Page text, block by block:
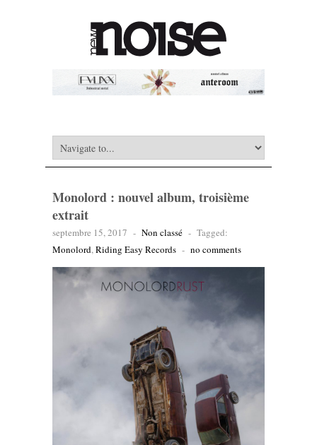
Monolord : nouvel album, troisième
extrait
septembre 15, 2017 - Non classé - Tagged:
Monolord,Riding Easy Records - no comments